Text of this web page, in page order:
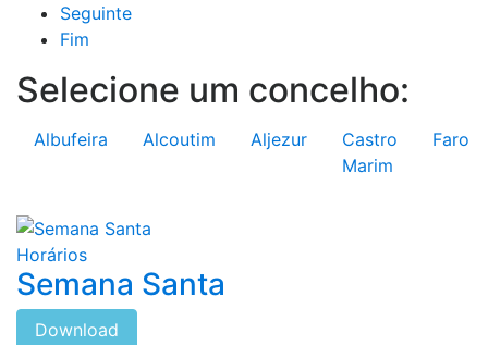
Seguinte
Fim
Selecione um concelho:
Albufeira Alcoutim Aljezur
Castro
Marim
Faro
Horários
Semana Santa
Download